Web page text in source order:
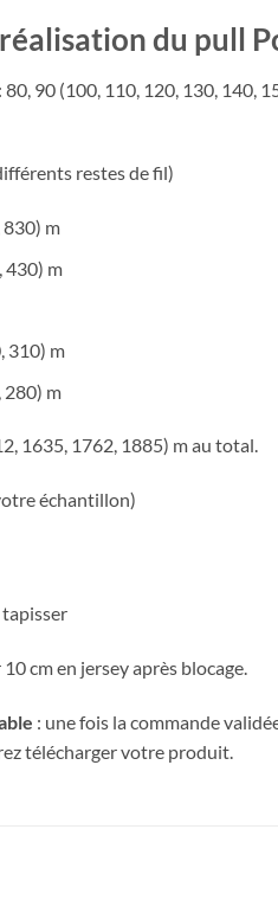
du pull
90 (100, 110, 120, 130, 140,
restes de fil)
m
430) m
310) m
280) m
1635, 1762, 1885) m au total.
échantillon)
tapisser
cm en jersey après blocage.
: une fois la commande
télécharger votre produit.